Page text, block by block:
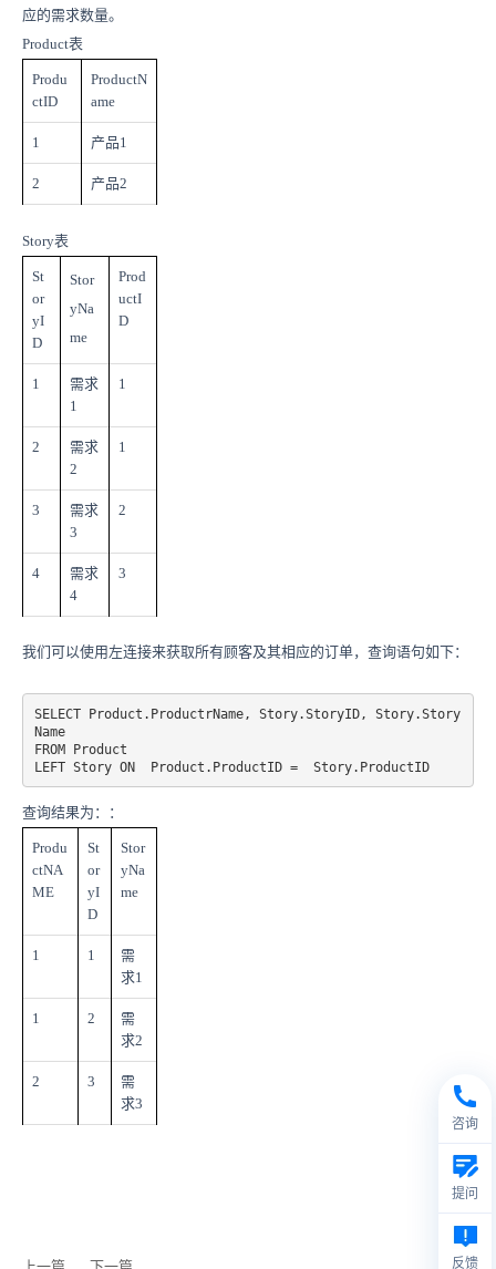
应的需求数量。
Product表
Produ
ctID
ProductN
ame
1 产品1
2 产品2
Story表
St
or
yI
D
Stor
yNa
me
Prod
uctI
D
1
需求
1
1
2
需求
2
1
3
需求
3
2
4
需求
4
3
我们可以使用左连接来获取所有顾客及其相应的订单，查询语句如下：
SELECT Product.ProductrName, Story.StoryID, Story.Story
Name
FROM Product
LEFT Story ON  Product.ProductID =  Story.ProductID
查询结果为：：
Produ
ctNA
ME
St
or
yI
D
Stor
yNa
me
1 1
需
求1
1 2
需
求2
2 3
需
求3
咨询
提问
反馈